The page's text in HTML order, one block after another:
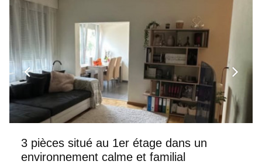
3 pièces situé au 1er étage dans un
environnement calme et familial